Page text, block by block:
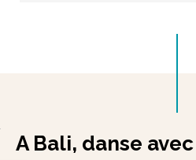
A Bali, danse avec